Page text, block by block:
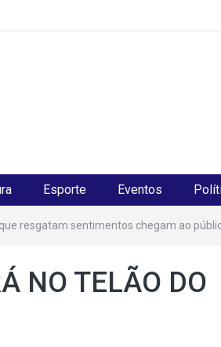
Esporte Eventos
resgatam sentimentos chegam ao
NO TELÃO DO